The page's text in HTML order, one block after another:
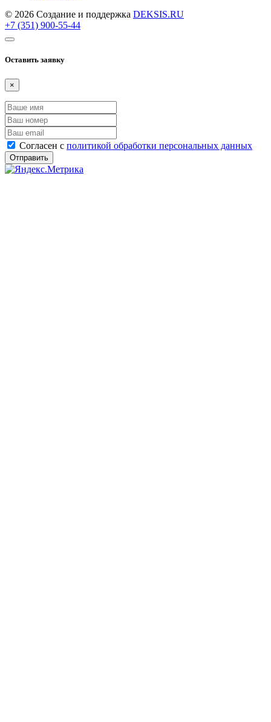
© 2026 Создание и поддержка DEKSIS.RU
+7 (351) 900-55-44
Оставить заявку
×
Согласен с политикой обработки персональных данных
Отправить